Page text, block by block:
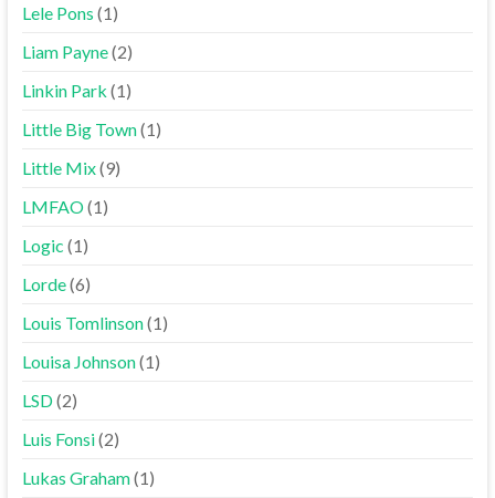
Lele Pons (1)
Liam Payne(2)
Linkin Park (1)
Little Big Town(1)
Little Mix(9)
LMFAO(1)
Logic (1)
Lorde(6)
Louis Tomlinson(1)
Louisa Johnson(1)
LSD(2)
Luis Fonsi(2)
Lukas Graham(1)